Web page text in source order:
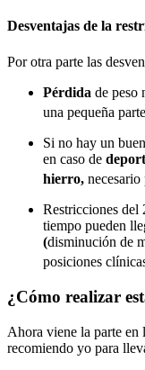
Desventajas de la
Por otra parte las
Pérdida de peso
una pequeña
Si no hay un
en caso de
hierro,
Restricciones del
tiempo pueden
(disminución de
posiciones
¿Cómo realizar
Ahora viene la parte en
recomiendo yo para